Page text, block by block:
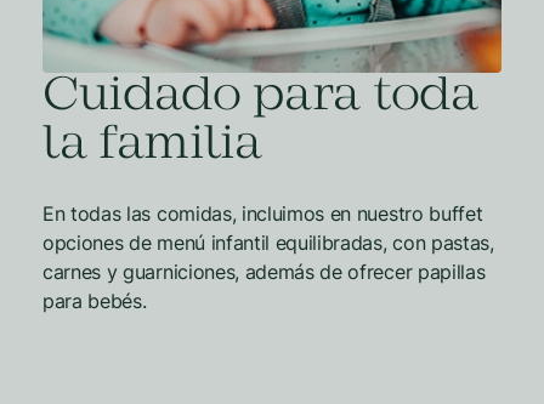
Cuidado para toda
la familia
En todas las comidas, incluimos en nuestro buffet
opciones de menú infantil equilibradas, con pastas,
carnes y guarniciones, además de ofrecer papillas
para bebés.